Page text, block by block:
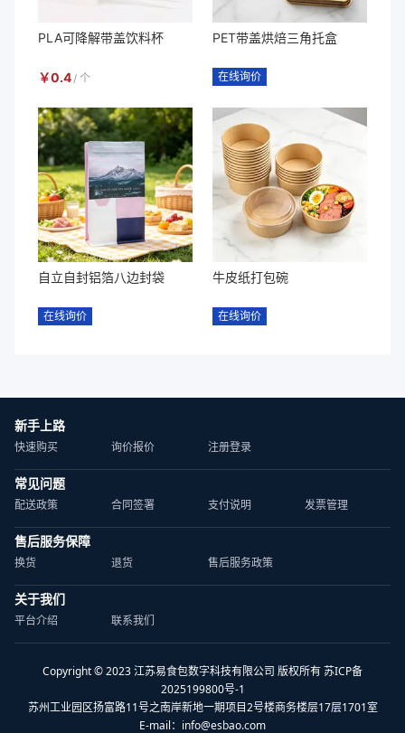
PLA可降解带盖饮料杯
￥0.4/ 个
PET带盖烘焙三角托盒
在线询价
自立自封铝箔八边封袋
在线询价
牛皮纸打包碗
在线询价
新手上路
快速购买 询价报价 注册登录
常见问题
配送政策 合同签署 支付说明 发票管理
售后服务保障
换货 退货 售后服务政策
关于我们
平台介绍 联系我们
Copyright © 2023 江苏易食包数字科技有限公司 版权所有 苏ICP备
2025199800号-1
苏州工业园区扬富路11号之南岸新地一期项目2号楼商务楼层17层1701室
E-mail： info@esbao.com